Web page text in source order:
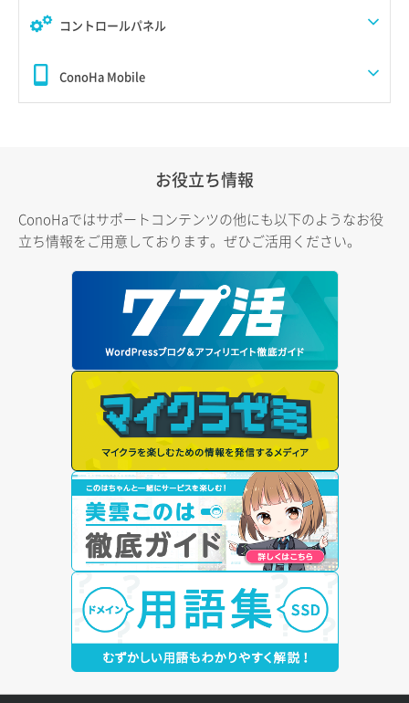
コントロールパネル
ConoHa Mobile
お役立ち情報
ConoHaではサポートコンテンツの他にも以下のようなお役
立ち情報をご用意しております。ぜひご活用ください。